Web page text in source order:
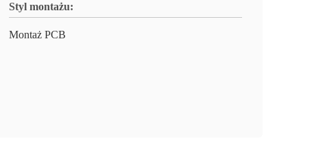
Styl montażu:
Montaż PCB